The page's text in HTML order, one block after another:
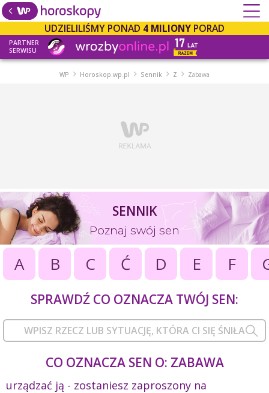
UDZIELILIŚMY PONAD 4 MILIONY PORAD
PARTNER
SERWISU
WP Horoskop.wp.pl Sennik Z Zabawa
SENNIK
Poznaj swój sen
A B C Ć D E F
SPRAWDŹ CO OZNACZA TWÓJ SEN:
CO OZNACZA SEN O: ZABAWA
urządzać ją - zostaniesz zaproszony na